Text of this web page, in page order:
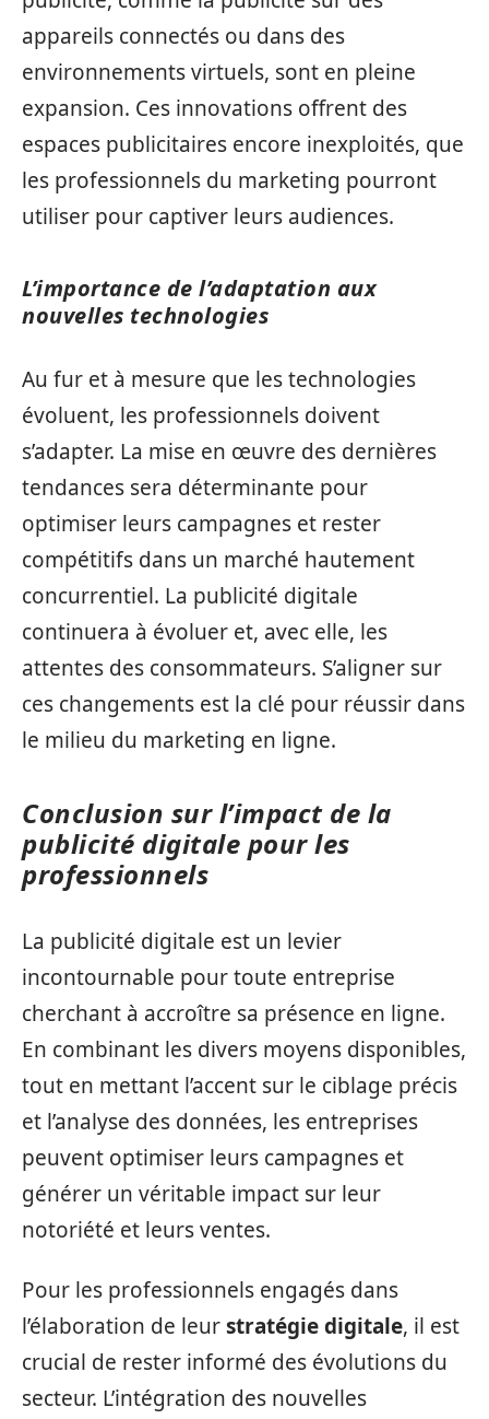
appareils connectés ou dans des
environnements virtuels, sont en pleine
expansion. Ces innovations offrent des
espaces publicitaires encore inexploités, que
les professionnels du marketing pourront
utiliser pour captiver leurs audiences.
L’importance de l’adaptation aux
nouvelles technologies
Au fur et à mesure que les technologies
évoluent, les professionnels doivent
s’adapter. La mise en œuvre des dernières
tendances sera déterminante pour
optimiser leurs campagnes et rester
compétitifs dans un marché hautement
concurrentiel. La publicité digitale
continuera à évoluer et, avec elle, les
attentes des consommateurs. S’aligner sur
ces changements est la clé pour réussir dans
le milieu du marketing en ligne.
Conclusion sur l’impact de la
publicité digitale pour les
professionnels
La publicité digitale est un levier
incontournable pour toute entreprise
cherchant à accroître sa présence en ligne.
En combinant les divers moyens disponibles,
tout en mettant l’accent sur le ciblage précis
et l’analyse des données, les entreprises
peuvent optimiser leurs campagnes et
générer un véritable impact sur leur
notoriété et leurs ventes.
Pour les professionnels engagés dans
l’élaboration de leurstratégie digitale, il est
crucial de rester informé des évolutions du
secteur. L’intégration des nouvelles